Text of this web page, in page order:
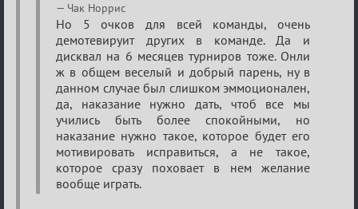
Чак Норрис
Но 5 очков для всей команды, очень
демотевируит других в команде. Да и
дисквал на 6 месяцев турниров тоже. Онли
ж в общем веселый и добрый парень, ну в
данном случае был слишком эммоционален,
да, наказание нужно дать, чтоб все мы
учились быть более спокойными, но
наказание нужно такое, которое будет его
мотивировать исправиться, а не такое,
которое сразу поховает в нем желание
вообще играть.